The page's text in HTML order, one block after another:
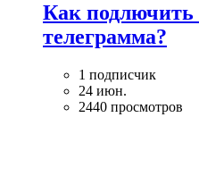
Как подлючить
телеграмма?
1 подписчик
24 июн.
2440 просмотров